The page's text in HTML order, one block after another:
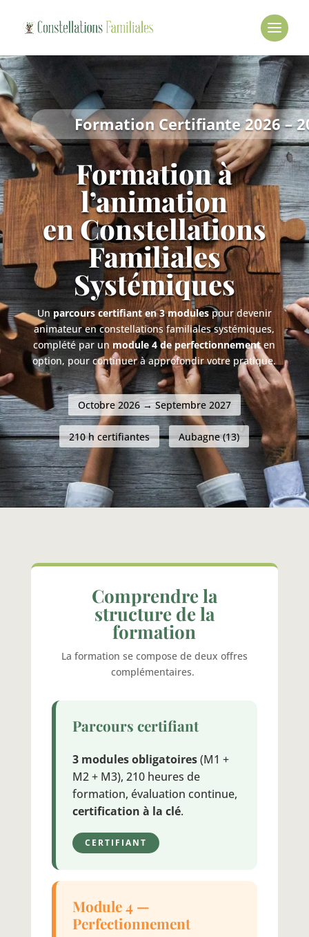
Formation Certifiante 2026 –
Formation à
l’animation
en Constellations
Familiales
Systémiques
Unparcours certifiant en 3 modulespour devenir
animateur en constellations familiales systémiques,
complété par un module 4 de perfectionnementen
option, pour continuer à approfondir votre pratique.
Octobre 2026 → Septembre 2027
210 h certifiantes Aubagne (13)
Comprendre la
structure de la
formation
La formation se compose de deux offres
complémentaires.
Parcours certifiant
3 modules obligatoires(M1 +
M2 + M3), 210 heures de
formation, évaluation continue,
certification à la clé.
CERTIFIANT
Module 4 —
Perfectionnement